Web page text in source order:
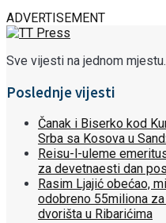
ADVERTISEMENT
Sve vijesti na jednom
Poslednje vijesti
Čanak i Biserko kod
Srba sa Kosova u
Reisu-l-uleme
za devetnaesti dan
Rasim Ljajić obećao,
odobreno 55miliona
dvorišta u Ribarićima